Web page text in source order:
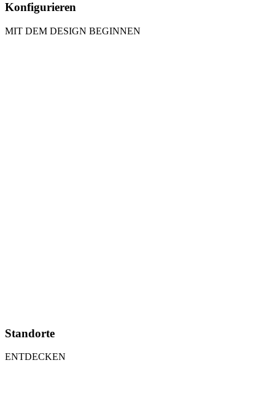
Konfigurieren
MIT DEM DESIGN BEGINNEN
Standorte
ENTDECKEN